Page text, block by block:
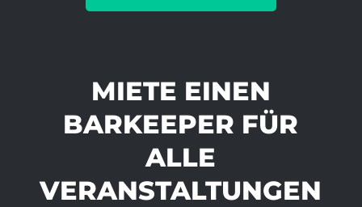
MIETE EINEN
BARKEEPER FÜR
ALLE
VERANSTALTUNGEN